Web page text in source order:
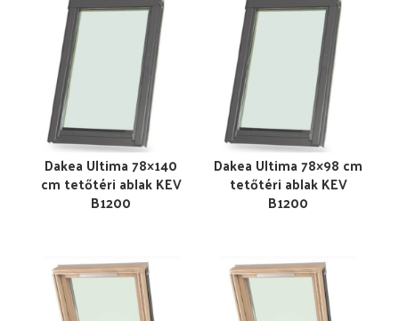
Dakea Ultima 78×140
cm tetőtéri ablak KEV
B1200
Dakea Ultima 78×98 cm
tetőtéri ablak KEV
B1200